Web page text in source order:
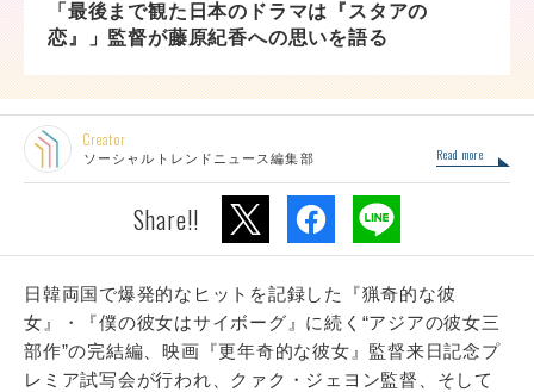
「最後まで観た日本のドラマは『スタアの
恋』」監督が藤原紀香への思いを語る
Creator
ソーシャルトレンドニュース編集部 Read more
Share!!
日韓両国で爆発的なヒットを記録した『猟奇的な彼
女』・『僕の彼女はサイボーグ』に続く“アジアの彼女三
部作”の完結編、映画『更年奇的な彼女』監督来日記念プ
レミア試写会が行われ、クァク・ジェヨン監督、そして